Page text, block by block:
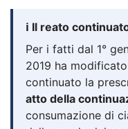
ℹ️ Il reato
Per i fatti dal 1°
2019 ha
continuato la
atto della
consumazione di